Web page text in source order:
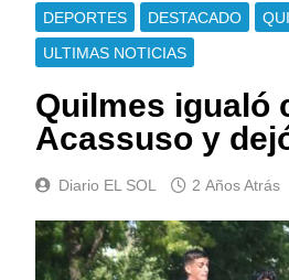
DEPORTES DESTACADO
ULTIMAS NOTICIAS
Quilmes igualó
Acassuso y
Diario EL SOL 2 Años Atrás